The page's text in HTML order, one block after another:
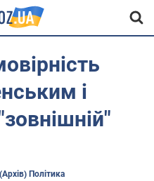
і
(Архів) Політика